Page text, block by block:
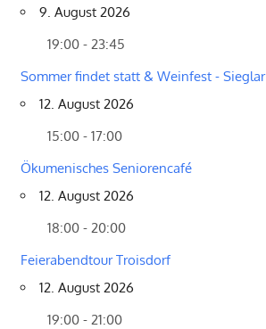
9. August 2026
19:00 - 23:45
Sommer findet statt & Weinfest - Sieglar
12. August 2026
15:00 - 17:00
Ökumenisches Seniorencafé
12. August 2026
18:00 - 20:00
Feierabendtour Troisdorf
12. August 2026
19:00 - 21:00